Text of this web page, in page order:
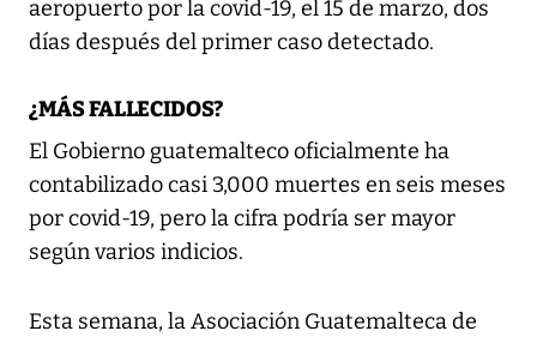
aeropuerto por la covid-19, el 15 de marzo, dos
días después del primer caso detectado.
¿MÁS FALLECIDOS?
El Gobierno guatemalteco oficialmente ha
contabilizado casi 3,000 muertes en seis meses
por covid-19, pero la cifra podría ser mayor
según varios indicios.
Esta semana, la Asociación Guatemalteca de